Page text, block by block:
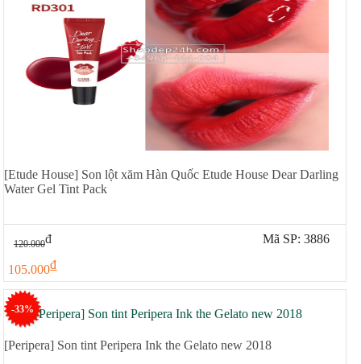
[Etude House] Son lột xăm Hàn Quốc Etude House Dear Darling
Water Gel Tint Pack
120.000đ
105.000đ
Mã SP: 3886
-33%
[Peripera] Son tint Peripera Ink the Gelato new 2018